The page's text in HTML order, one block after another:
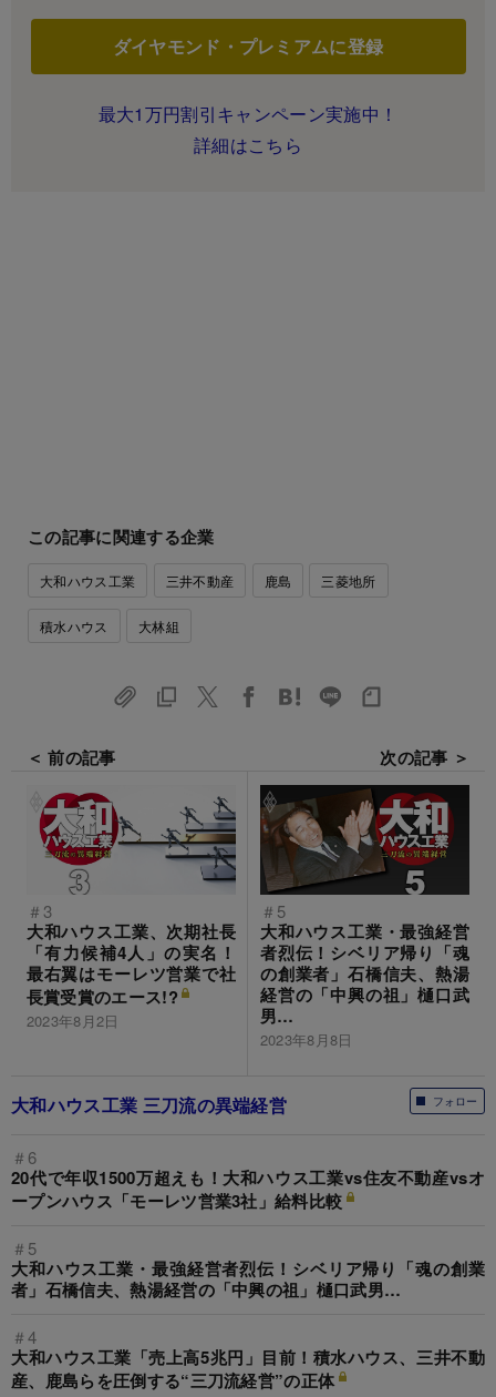
ダイヤモンド・プレミアムに登録
最大1万円割引キャンペーン実施中！
詳細はこちら
この記事に関連する企業
大和ハウス工業 三井不動産 鹿島 三菱地所
積水ハウス 大林組
＜ 前の記事
＃3
大和ハウス工業、次期社長
「有力候補4人」の実名！
最右翼はモーレツ営業で社
長賞受賞のエース!?
2023年8月2日
次の記事 ＞
＃5
大和ハウス工業・最強経営
者烈伝！シベリア帰り「魂
の創業者」石橋信夫、熱湯
経営の「中興の祖」樋口武
男…
2023年8月8日
フォロー
大和ハウス工業 三刀流の異端経営
＃6
20代で年収1500万超えも！大和ハウス工業vs住友不動産vsオ
ープンハウス「モーレツ営業3社」給料比較
＃5
大和ハウス工業・最強経営者烈伝！シベリア帰り「魂の創業
者」石橋信夫、熱湯経営の「中興の祖」樋口武男…
＃4
大和ハウス工業「売上高5兆円」目前！積水ハウス、三井不動
産、鹿島らを圧倒する“三刀流経営”の正体